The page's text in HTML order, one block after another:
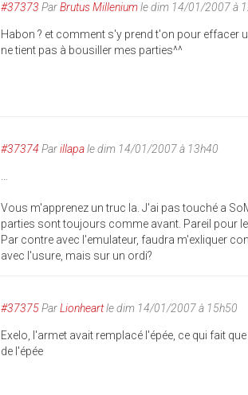
#37373 ParBrutus Milleniumle dim 14/01/2007 à
Habon ? et comment s'y prend t'on pour effacer
ne tient pas à bousiller mes parties^^
#37374 Parillapale dim 14/01/2007 à 13h40
Vous m'apprenez un truc la. J'ai pas touché a
parties sont toujours comme avant. Pareil pour
Par contre avec l'emulateur, faudra m'exliquer
avec l'usure, mais sur un ordi?
#37375ParLionheartle dim 14/01/2007 à 15h50
Exelo, l'armet avait remplacé l'épée, ce qui fait
de l'épée